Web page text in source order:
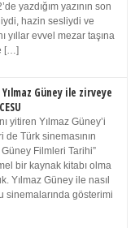
yazdığım yazının son
hazin sesliydi ve
yıllar evvel mezar taşına
[…]
Güney ile zirveye
yitiren Yılmaz Güney’i
de Türk sinemasının
Filmleri Tarihi”
bir kaynak kitabı olma
Yılmaz Güney ile nasıl
sinemalarında gösterimi